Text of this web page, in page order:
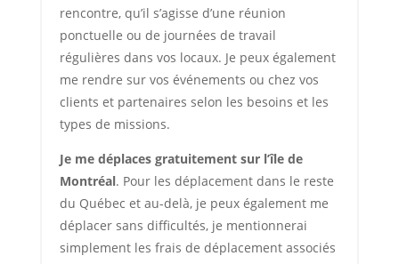
rencontre, qu’il s’agisse d’une réunion
ponctuelle ou de journées de travail
régulières dans vos locaux. Je peux également
me rendre sur vos événements ou chez vos
clients et partenaires selon les besoins et les
types de missions.
Je me déplaces gratuitement sur l’île de
Montréal. Pour les déplacement dans le reste
du Québec et au-delà, je peux également me
déplacer sans difficultés, je mentionnerai
simplement les frais de déplacement associés